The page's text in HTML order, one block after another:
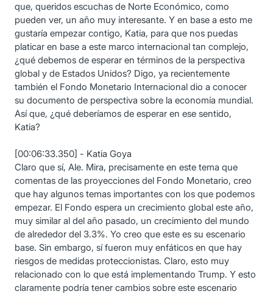
que, queridos escuchas de Norte Económico, como
pueden ver, un año muy interesante. Y en base a esto me
gustaría empezar contigo, Katia, para que nos puedas
platicar en base a este marco internacional tan complejo,
¿qué debemos de esperar en términos de la perspectiva
global y de Estados Unidos? Digo, ya recientemente
también el Fondo Monetario Internacional dio a conocer
su documento de perspectiva sobre la economía mundial.
Así que, ¿qué deberíamos de esperar en ese sentido,
Katia?
[00:06:33.350] - Katia Goya
Claro que sí, Ale. Mira, precisamente en este tema que
comentas de las proyecciones del Fondo Monetario, creo
que hay algunos temas importantes con los que podemos
empezar. El Fondo espera un crecimiento global este año,
muy similar al del año pasado, un crecimiento del mundo
de alrededor del 3.3%. Yo creo que este es su escenario
base. Sin embargo, sí fueron muy enfáticos en que hay
riesgos de medidas proteccionistas. Claro, esto muy
relacionado con lo que está implementando Trump. Y esto
claramente podría tener cambios sobre este escenario